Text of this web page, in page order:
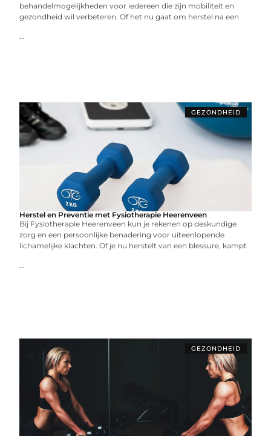
behandelmogelijkheden voor iedereen die zijn mobiliteit en
gezondheid wil verbeteren. Of het nu gaat om herstel na een
...
GEZONDHEID
Herstel en Preventie met Fysiotherapie Heerenveen
Bij Fysiotherapie Heerenveen kun je rekenen op deskundige
zorg en een persoonlijke benadering voor uiteenlopende
lichamelijke klachten. Of je nu herstelt van een blessure, kampt
...
GEZONDHEID